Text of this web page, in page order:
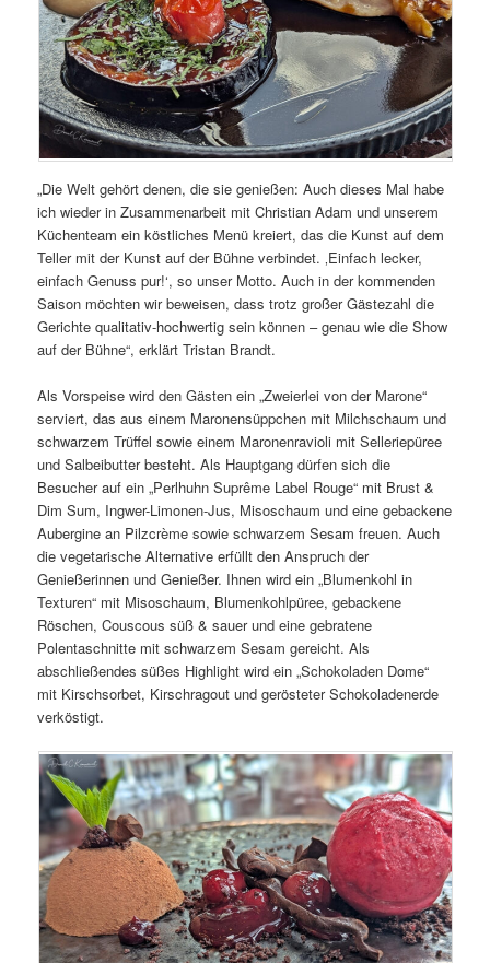
„Die Welt gehört denen, die sie genießen: Auch dieses Mal habe
ich wieder in Zusammenarbeit mit Christian Adam und unserem
Küchenteam ein köstliches Menü kreiert, das die Kunst auf dem
Teller mit der Kunst auf der Bühne verbindet. ‚Einfach lecker,
einfach Genuss pur!‘, so unser Motto. Auch in der kommenden
Saison möchten wir beweisen, dass trotz großer Gästezahl die
Gerichte qualitativ-hochwertig sein können – genau wie die Show
auf der Bühne“, erklärt Tristan Brandt.
Als Vorspeise wird den Gästen ein „Zweierlei von der Marone“
serviert, das aus einem Maronensüppchen mit Milchschaum und
schwarzem Trüffel sowie einem Maronenravioli mit Selleriepüree
und Salbeibutter besteht. Als Hauptgang dürfen sich die
Besucher auf ein „Perlhuhn Suprême Label Rouge“ mit Brust &
Dim Sum, Ingwer-Limonen-Jus, Misoschaum und eine gebackene
Aubergine an Pilzcrème sowie schwarzem Sesam freuen. Auch
die vegetarische Alternative erfüllt den Anspruch der
Genießerinnen und Genießer. Ihnen wird ein „Blumenkohl in
Texturen“ mit Misoschaum, Blumenkohlpüree, gebackene
Röschen, Couscous süß & sauer und eine gebratene
Polentaschnitte mit schwarzem Sesam gereicht. Als
abschließendes süßes Highlight wird ein „Schokoladen Dome“
mit Kirschsorbet, Kirschragout und gerösteter Schokoladenerde
verköstigt.